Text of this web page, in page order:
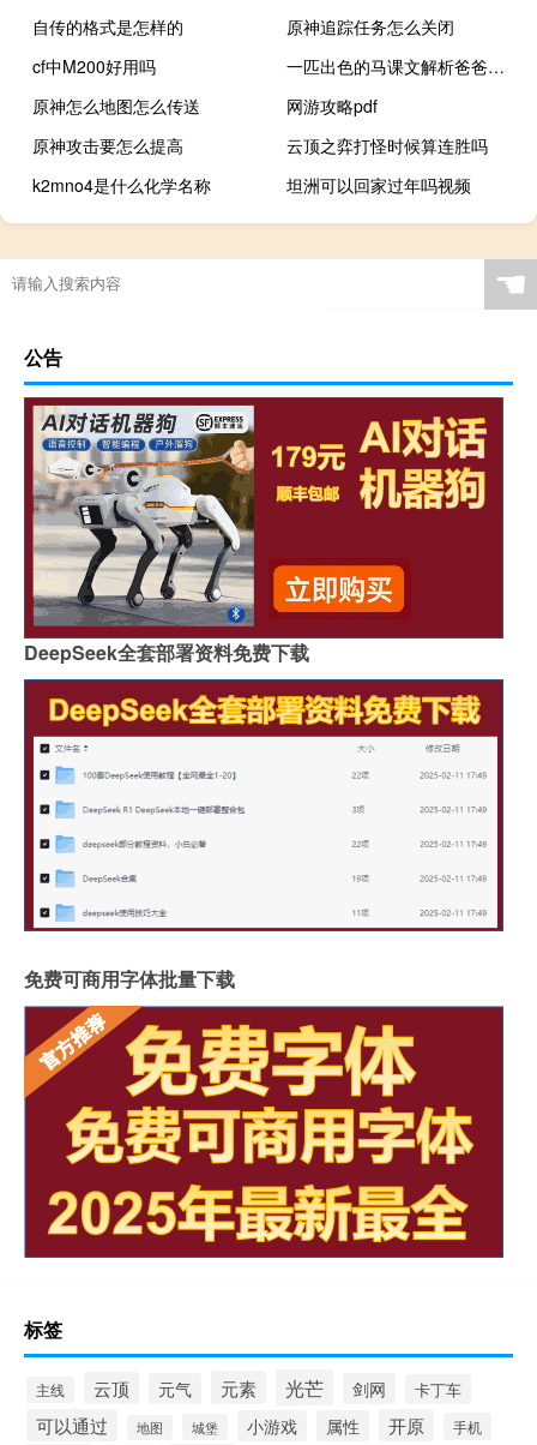
自传的格式是怎样的
原神追踪任务怎么关闭
cf中M200好用吗
一匹出色的马课文解析爸爸不作声（一匹出色的马课文解析）
原神怎么地图怎么传送
网游攻略pdf
原神攻击要怎么提高
云顶之弈打怪时候算连胜吗
k2mno4是什么化学名称
坦洲可以回家过年吗视频
☚
公告
DeepSeek全套部署资料免费下载
免费可商用字体批量下载
标签
主线 云顶 元气 元素 光芒 剑网 卡丁车
可以通过 地图 城堡 小游戏 属性 开原 手机